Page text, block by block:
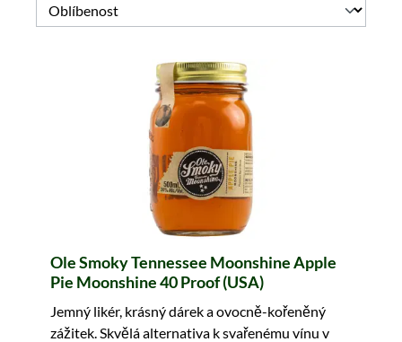
Ole Smoky Tennessee Moonshine Apple
Pie Moonshine 40 Proof (USA)
Jemný likér, krásný dárek a ovocně-kořeněný
zážitek. Skvělá alternativa k svařenému vínu v